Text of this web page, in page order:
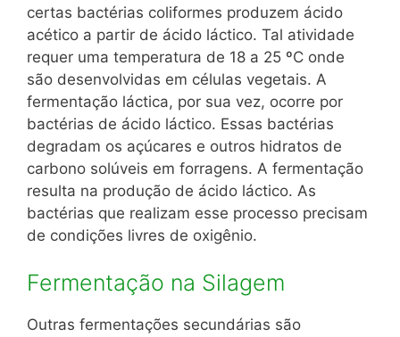
certas bactérias coliformes produzem ácido
acético a partir de ácido láctico. Tal atividade
requer uma temperatura de 18 a 25 ºC onde
são desenvolvidas em células vegetais. A
fermentação láctica, por sua vez, ocorre por
bactérias de ácido láctico. Essas bactérias
degradam os açúcares e outros hidratos de
carbono solúveis em forragens. A fermentação
resulta na produção de ácido láctico. As
bactérias que realizam esse processo precisam
de condições livres de oxigênio.
Fermentação na Silagem
Outras fermentações secundárias são